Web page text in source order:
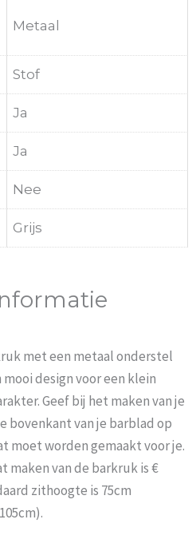
Metaal
Stof
Ja
Ja
Nee
Grijs
met een metaal onderstel
design voor een klein
Geef bij het maken van je
bovenkant van je barblad op
moet worden gemaakt voor je.
maken van de barkruk is €
zithoogte is 75cm